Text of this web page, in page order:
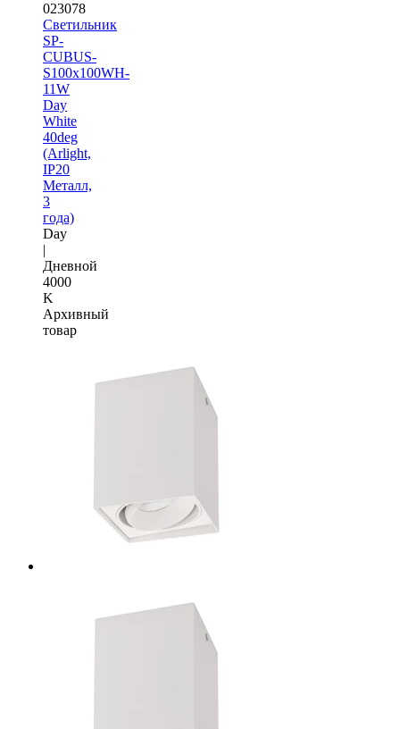
023078
Светильник
SP-
CUBUS-
S100x100WH-
11W
Day
White
40deg
(Arlight,
IP20
Металл,
3
года)
Day
|
Дневной
4000
K
Архивный
товар